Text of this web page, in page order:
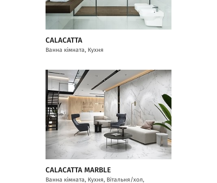
CALACATTA
Ванна кімната, Кухня
CALACATTA MARBLE
Ванна кімната, Кухня, Вітальня/хол,